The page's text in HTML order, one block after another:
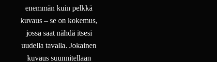
enemmän kuin pelkkä
kuvaus – se on kokemus,
jossa saat nähdä itsesi
uudella tavalla. Jokainen
kuvaus suunnitellaan